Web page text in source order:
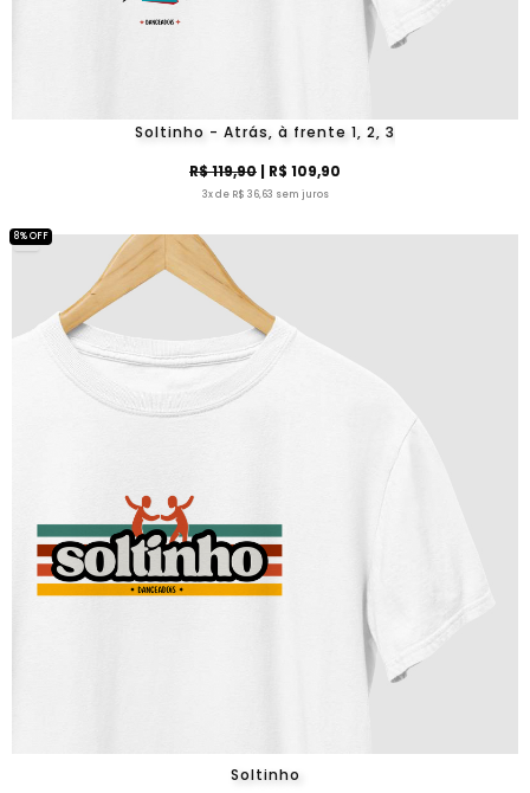
Soltinho - Atrás, à frente 1, 2, 3
R$ 119,90 | R$ 109,90
3x de R$ 36,63 sem juros
Soltinho
8% OFF